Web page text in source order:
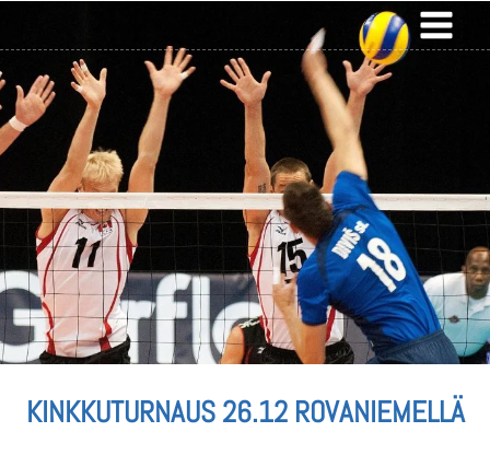
KINKKUTURNAUS 26.12 ROVANIEMELLÄ